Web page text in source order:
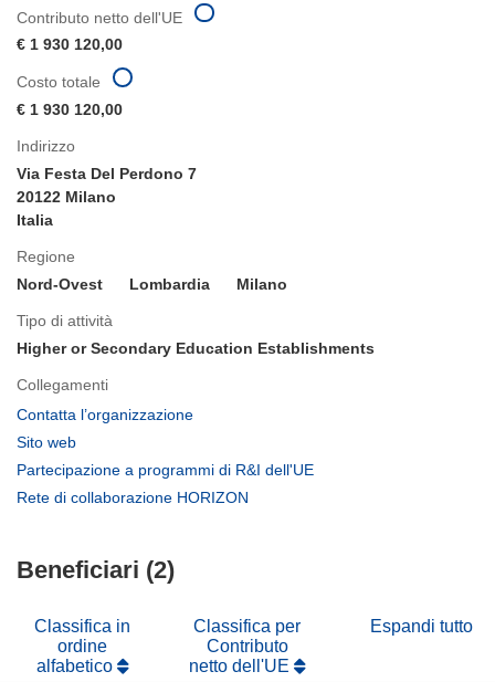
Contributo netto dell'UE
€ 1 930 120,00
Indirizzo
Via Festa Del Perdono 7
20122 Milano
Italia
Regione
Nord-Ovest
Lombardia Milano
Tipo di attività
Higher or Secondary Education Establishments
Collegamenti
Contatta l’organizzazione
nuova
Sito web
apre
finestra)
Partecipazione a programmi di R&I dell'UE
Rete di collaborazione HORIZON
Costo totale
€ 1 930 120,00
Beneficiari (2)
Classifica in
ordine
alfabetico
Classifica per
Contributo
netto dell'UE
Espandi tutto